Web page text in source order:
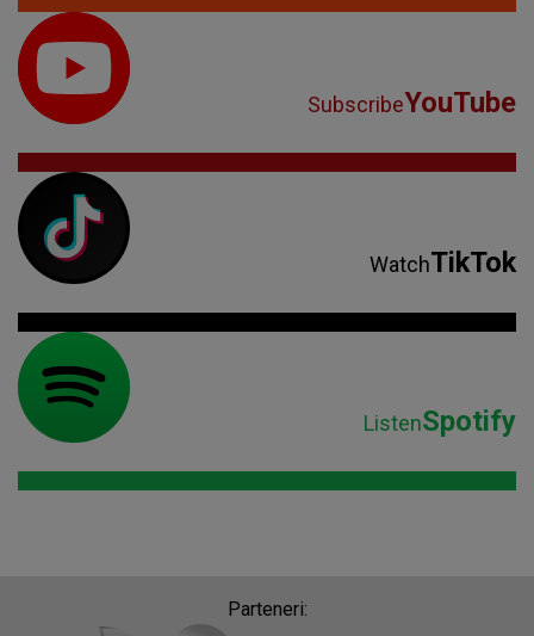
SubscribeYouTube
WatchTikTok
ListenSpotify
Parteneri: